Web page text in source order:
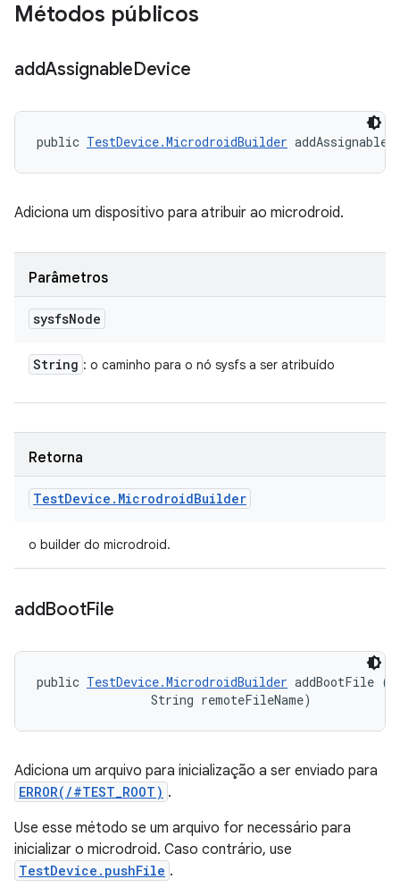
Métodos públicos
addAssignableDevice
public TestDevice.MicrodroidBuilder
Adiciona um dispositivo para atribuir ao microdroid.
Parâmetros
sysfsNode
String : o caminho para o nó sysfs a ser atribuído
Retorna
TestDevice . MicrodroidBuilder
o builder do microdroid.
addBootFile
public TestDevice.MicrodroidBuilder addBootFile
                String remoteFileName)
Adiciona um arquivo para inicialização a ser enviado para
ERROR(/#TEST_ROOT) .
Use esse método se um arquivo for necessário para
inicializar o microdroid. Caso contrário, use
TestDevice.pushFile .